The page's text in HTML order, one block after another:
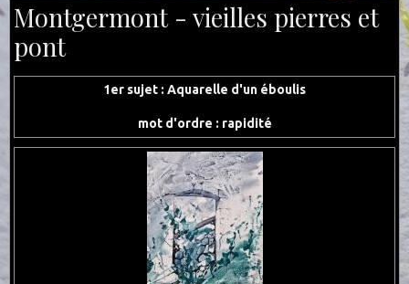
Montgermont - vieilles pierres et
pont
1er sujet : Aquarelle d'un éboulis
mot d'ordre : rapidité